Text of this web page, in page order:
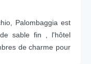
Palombaggia est
sable fin , l'hôtel
de charme pour